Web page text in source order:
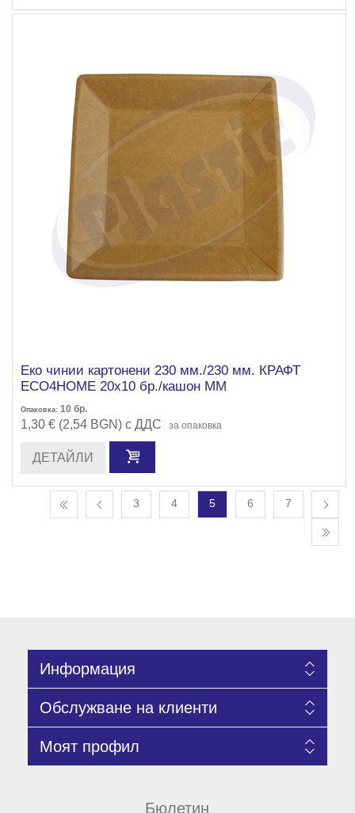
Еко чинии картонени 230 мм./230 мм. КРАФТ
ECO4HOME 20х10 бр./кашон ММ
Опаковка: 10 бр.
1,30 € (2,54 BGN) с ДДС за опаковка
ДЕТАЙЛИ
3 4 5 6 7
Информация
Обслужване на клиенти
Моят профил
Бюлетин